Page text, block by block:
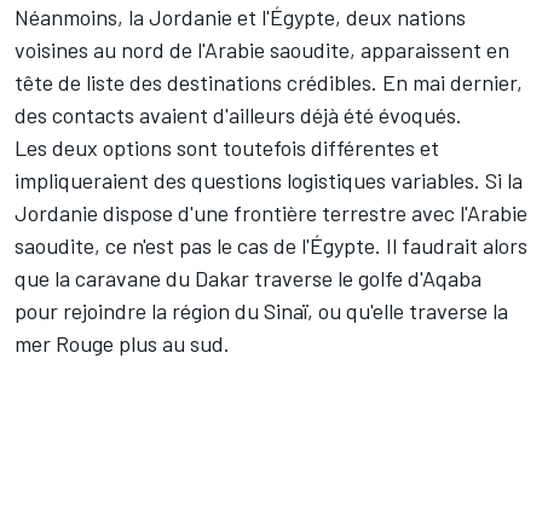
Néanmoins, la Jordanie et l'Égypte, deux nations
voisines au nord de l'Arabie saoudite, apparaissent en
tête de liste des destinations crédibles. En mai dernier,
des contacts avaient d'ailleurs déjà été évoqués.
Les deux options sont toutefois différentes et
impliqueraient des questions logistiques variables. Si la
Jordanie dispose d'une frontière terrestre avec l'Arabie
saoudite, ce n'est pas le cas de l'Égypte. Il faudrait alors
que la caravane du Dakar traverse le golfe d'Aqaba
pour rejoindre la région du Sinaï, ou qu'elle traverse la
mer Rouge plus au sud.